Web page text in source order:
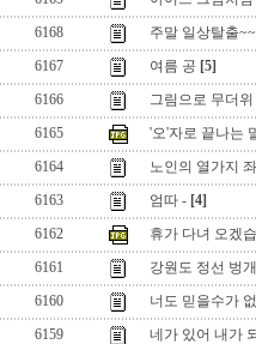
6168
주말 일상탈출
6167
여름 공 [5]
6166
그림으로 무더위
6165
'오'자로 끝나는
6164
노인의 열가지
6163
엄따 - [4]
6162
휴가 다녀 오겠
6161
강원도 정선 벙
6160
너도 믿을수가
6159
네가 있어 내가